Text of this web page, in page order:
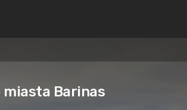
Barinas